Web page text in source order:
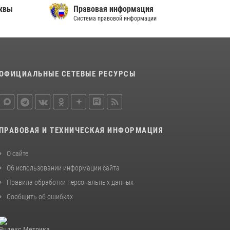
В спецподразделении столичного главка
(виео)
Центр профессиональной подготовки
столичного главка Росгвардии отмечает своё
32-летие (видео)
Правовая информация
Система правовой информации
СЕТЕВЫЕ РЕСУРСЫ
ПРАВОВАЯ И ТЕХНИЧЕСКАЯ ИНФОРМАЦИЯ
О сайте
Об использовании информации сайта
Правила обработки персональных данных
Сообщить об ошибках